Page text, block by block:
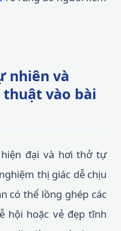
nhiên và
vào bài
đại và hơi thở tự
thị giác dễ chịu
có thể lồng ghép các
hội hoặc vẻ đẹp tĩnh